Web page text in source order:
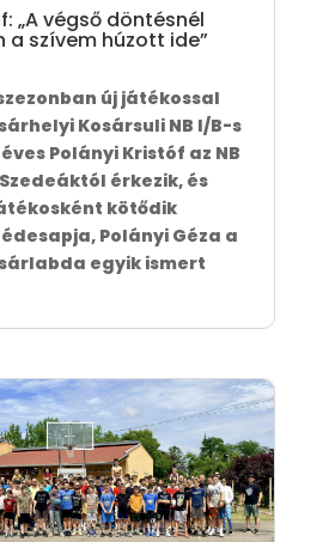
„A végső döntésnél
a szívem húzott ide”
új játékossal
Kosársuli NB I/B-s
Polányi Kristóf az NB
érkezik, és
kötődik
Polányi Géza a
egyik ismert